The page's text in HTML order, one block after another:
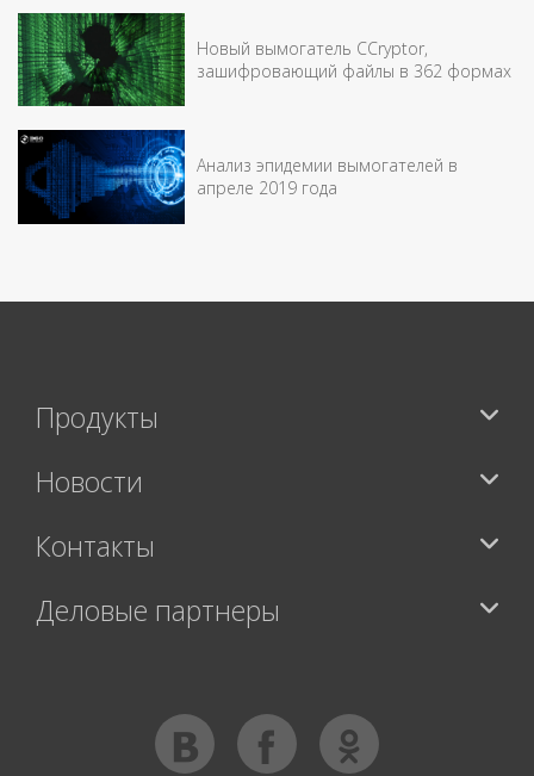
Новый вымогатель CCryptor,
зашифровающий файлы в 362 формах
Анализ эпидемии вымогателей в
апреле 2019 года
Продукты
Новости
Контакты
Деловые партнеры